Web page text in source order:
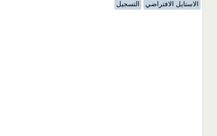
الاستايل الافتراضي
التسجيل